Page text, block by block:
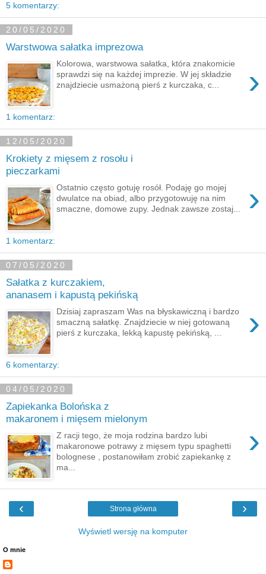
5 komentarzy:
20/05/2020
Warstwowa sałatka imprezowa
›
Kolorowa, warstwowa sałatka, która znakomicie
sprawdzi się na każdej imprezie. W jej składzie
znajdziecie usmażoną pierś z kurczaka, c...
1 komentarz:
12/05/2020
Krokiety z mięsem z rosołu i
pieczarkami
›
Ostatnio często gotuję rosół. Podaję go mojej
dwulatce na obiad, albo przygotowuję na nim
smaczne, domowe zupy. Jednak zawsze zostaj...
1 komentarz:
07/05/2020
Sałatka z kurczakiem,
ananasem i kapustą pekińską
›
Dzisiaj zapraszam Was na błyskawiczną i bardzo
smaczną sałatkę. Znajdziecie w niej gotowaną
pierś z kurczaka, lekką kapustę pekińską, ...
6 komentarzy:
04/05/2020
Zapiekanka Bolońska z
makaronem i mięsem mielonym
›
Z racji tego, że moja rodzina bardzo lubi
makaronowe potrawy z mięsem typu spaghetti
bolognese , postanowiłam zrobić zapiekankę z
ma...
‹ ›
Strona główna
Wyświetl wersję na komputer
O mnie